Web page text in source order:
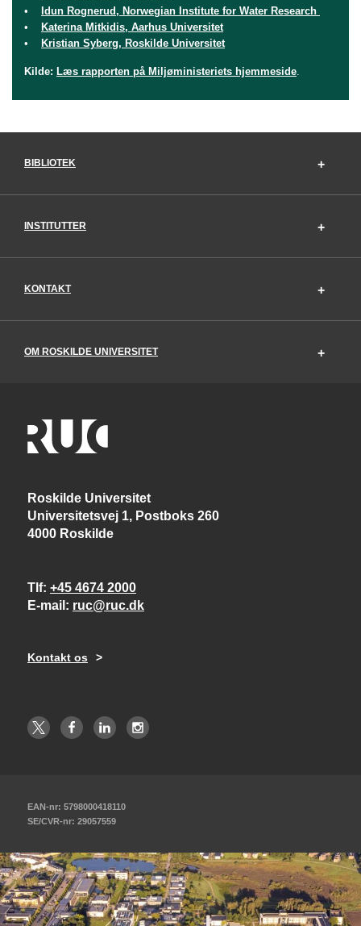
•
Idun Rognerud, Norwegian Institute for Water Research
•
Katerina Mitkidis, Aarhus Universitet
•
Kristian Syberg, Roskilde Universitet
Kilde: Læs rapporten på Miljøministeriets hjemmeside
BIBLIOTEK
INSTITUTTER
KONTAKT
OM ROSKILDE UNIVERSITET
Roskilde Universitet
Universitetsvej 1, Postboks 260
4000 Roskilde
Tlf +45 4674 2000
E-mail
ruc@ruc.dk
Kontakt os
EAN-nr: 5798000418110
SE/CVR-nr: 29057559